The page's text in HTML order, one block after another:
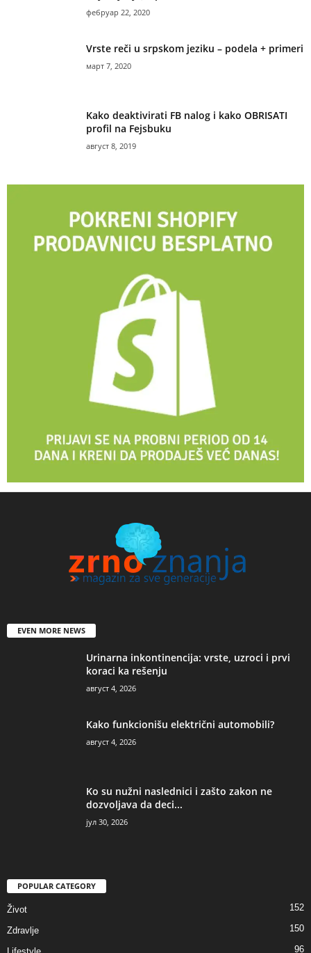
фебруар 22, 2020
Vrste reči u srpskom jeziku – podela + primeri
март 7, 2020
Kako deaktivirati FB nalog i kako OBRISATI
profil na Fejsbuku
август 8, 2019
EVEN MORE NEWS
Urinarna inkontinencija: vrste, uzroci i prvi
koraci ka rešenju
август 4, 2026
Kako funkcionišu električni automobili?
август 4, 2026
Ko su nužni naslednici i zašto zakon ne
dozvoljava da deci...
јул 30, 2026
POPULAR CATEGORY
Život 152
Zdravlje 150
96